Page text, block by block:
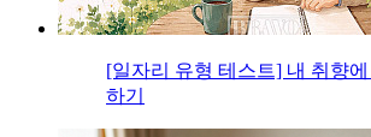
[일자리 유형 테스트] 내 취향
하기